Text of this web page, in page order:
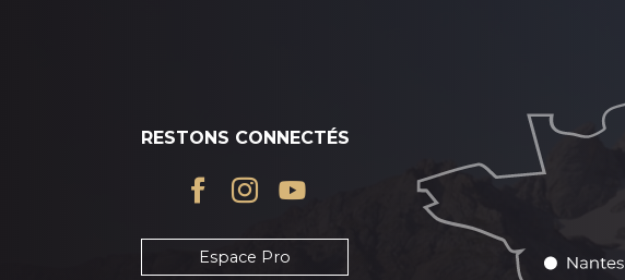
RESTONS CONNECTÉS
Espace Pro